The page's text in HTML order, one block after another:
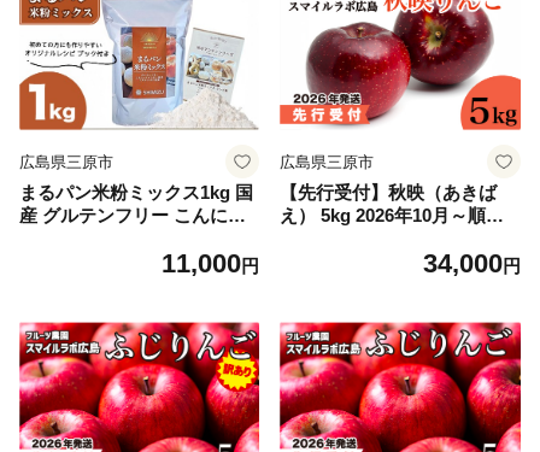
広島県三原市
まるパン米粉ミックス1kg 国
産 グルテンフリー こんにゃ
ン お菓子作り ミックス粉 マ
11,000円
広島県三原市
【先行受付】秋映（あきば
え） 5kg 2026年10月～順次
果物 フルーツ 新鮮 産地直送
34,000円